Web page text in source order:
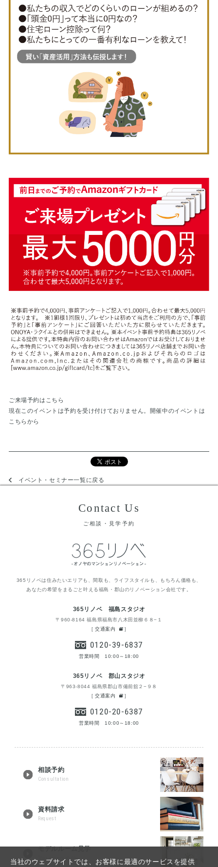
当社のウェブサイトでは、お客様に最適のサービスを提供
ご来場予約はこちら
現在このイベントは予約を受け付けておりません。 開催中のイベントは
こちらから
イベント・セミナー一覧に戻る
Contact Us
ご相談・見学予約
365リノベは住みたいエリアも、間取も、ライフスタイルも、もちろん価格も、
あなたの希望をまるごと叶える福島・郡山のリノベーション会社です。
365リノベ 福島スタジオ
〒960-8164 福島県福島市八木田並柳６８−１
[交通案内 ]
0120-39-6837
営業時間 10:00～18:00
365リノベ 郡山スタジオ
〒963-8044 福島県郡山市備前舘２−９８
[交通案内 ]
0120-20-6387
営業時間 10:00～18:00
相談予約
Consultation
資料請求
Request
モデルルーム見学
Tour reservation